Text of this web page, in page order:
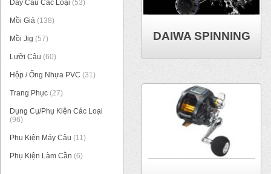
Dây Câu Các Loại (53)
Mồi Giả (138)
Mồi Jig (57)
Lưỡi Câu (60)
Hộp / Ống Nhựa PVC (31)
Trang Phục (27)
Dụng Cụ/Phụ Kiện Các Loại
(96)
Phụ Kiện Máy Câu (11)
Phụ Kiện Làm Cần (6)
DAIWA SPINNING